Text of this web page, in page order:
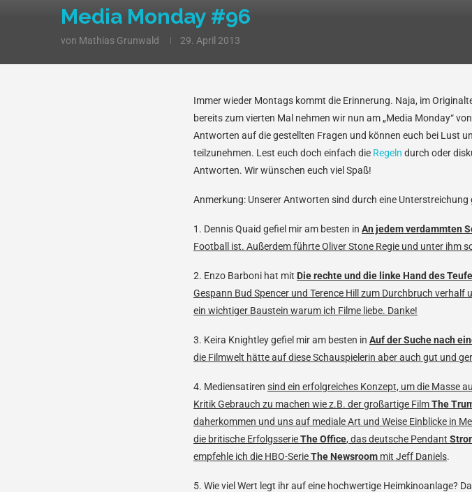
Media Monday #96
von Mathias Grunwald 29. April 2013
Immer wieder Montags kommt die Erinnerung. Naja, im
bereits zum vierten Mal nehmen wir nun am „Media Monday“ von
Antworten auf die gestellten Fragen und können euch bei Lust
teilzunehmen. Lest euch doch einfach die Regeln durch oder
Antworten. Wir wünschen euch viel Spaß!
Anmerkung: Unserer Antworten sind durch eine Unterstreichung
1. Dennis Quaid gefiel mir am besten in An jedem verdammten
Football ist. Außerdem führte Oliver Stone Regie und unter ihm
2. Enzo Barboni hat mit Die rechte und die linke Hand des
Gespann Bud Spencer und Terence Hill zum Durchbruch
ein wichtiger Baustein warum ich Filme liebe. Danke!
3. Keira Knightley gefiel mir am besten in Auf der Suche nach
die Filmwelt hätte auf diese Schauspielerin aber auch gut und
4. Mediensatiren sind ein erfolgreiches Konzept, um die Masse
Kritik Gebrauch zu machen wie z.B. der großartige FilmThe
daherkommen und uns auf mediale Art und Weise Einblicke in
die britische ErfolgsserieThe Office, das deutsche Pendant
empfehle ich die HBO-SerieThe Newsroom mit Jeff Daniels.
5. Wie viel Wert legt ihr auf eine hochwertige Heimkinoanlage?